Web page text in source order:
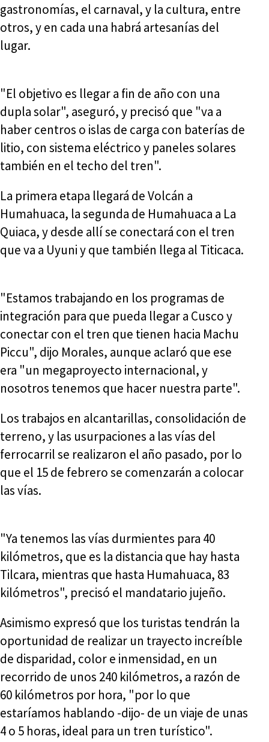
gastronomías, el carnaval, y la cultura, entre
otros, y en cada una habrá artesanías del
lugar.
"El objetivo es llegar a fin de año con una
dupla solar", aseguró, y precisó que "va a
haber centros o islas de carga con baterías de
litio, con sistema eléctrico y paneles solares
también en el techo del tren".
La primera etapa llegará de Volcán a
Humahuaca, la segunda de Humahuaca a La
Quiaca, y desde allí se conectará con el tren
que va a Uyuni y que también llega al Titicaca.
"Estamos trabajando en los programas de
integración para que pueda llegar a Cusco y
conectar con el tren que tienen hacia Machu
Piccu", dijo Morales, aunque aclaró que ese
era "un megaproyecto internacional, y
nosotros tenemos que hacer nuestra parte".
Los trabajos en alcantarillas, consolidación de
terreno, y las usurpaciones a las vías del
ferrocarril se realizaron el año pasado, por lo
que el 15 de febrero se comenzarán a colocar
las vías.
"Ya tenemos las vías durmientes para 40
kilómetros, que es la distancia que hay hasta
Tilcara, mientras que hasta Humahuaca, 83
kilómetros", precisó el mandatario jujeño.
Asimismo expresó que los turistas tendrán la
oportunidad de realizar un trayecto increíble
de disparidad, color e inmensidad, en un
recorrido de unos 240 kilómetros, a razón de
60 kilómetros por hora, "por lo que
estaríamos hablando -dijo- de un viaje de unas
4 o 5 horas, ideal para un tren turístico".